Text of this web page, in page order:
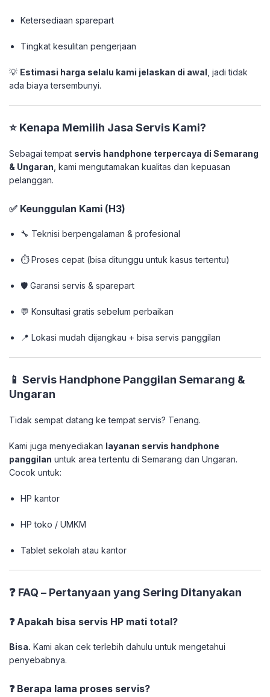
Ketersediaan sparepart
Tingkat kesulitan pengerjaan
💡 Estimasi harga selalu kami jelaskan di awal , jadi tidak
ada biaya tersembunyi.
⭐ Kenapa Memilih Jasa Servis Kami?
Sebagai tempat servis handphone terpercaya di Semarang
& Ungaran , kami mengutamakan kualitas dan kepuasan
pelanggan.
✅ Keunggulan Kami (H3)
🔧 Teknisi berpengalaman & profesional
⏱️ Proses cepat (bisa ditunggu untuk kasus tertentu)
🛡️ Garansi servis & sparepart
💬 Konsultasi gratis sebelum perbaikan
📍 Lokasi mudah dijangkau + bisa servis panggilan
📱 Servis Handphone Panggilan Semarang &
Ungaran
Tidak sempat datang ke tempat servis? Tenang.
Kami juga menyediakan layanan servis handphone
panggilan untuk area tertentu di Semarang dan Ungaran.
Cocok untuk:
HP kantor
HP toko / UMKM
Tablet sekolah atau kantor
❓ FAQ – Pertanyaan yang Sering Ditanyakan
❓ Apakah bisa servis HP mati total?
Bisa. Kami akan cek terlebih dahulu untuk mengetahui
penyebabnya.
❓ Berapa lama proses servis?